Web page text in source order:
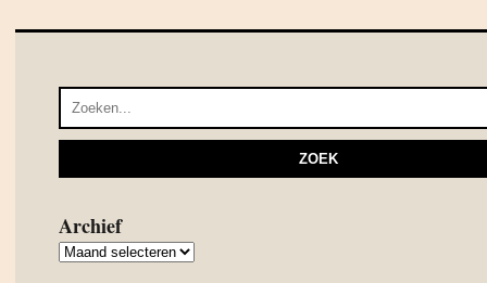
Archief
Archief